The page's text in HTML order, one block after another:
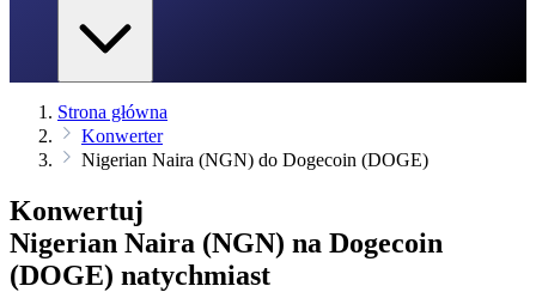
Strona główna
Konwerter
Nigerian Naira (NGN) do Dogecoin (DOGE)
Konwertuj
Nigerian Naira (NGN) na Dogecoin
(DOGE) natychmiast